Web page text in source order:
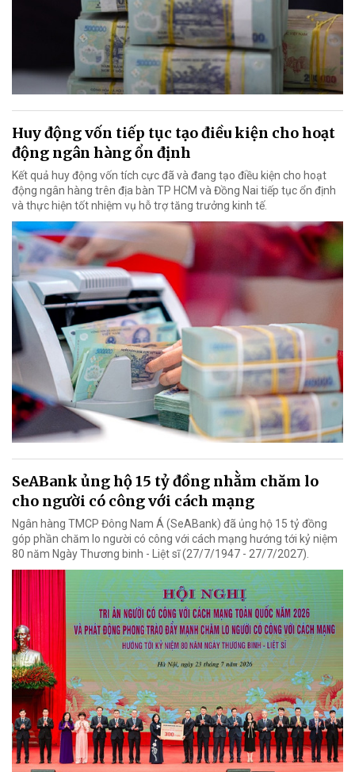
Huy động vốn tiếp tục tạo điều kiện cho hoạt
động ngân hàng ổn định
Kết quả huy động vốn tích cực đã và đang tạo điều kiện cho hoạt
động ngân hàng trên địa bàn TP HCM và Đồng Nai tiếp tục ổn định
và thực hiện tốt nhiệm vụ hỗ trợ tăng trưởng kinh tế.
SeABank ủng hộ 15 tỷ đồng nhằm chăm lo
cho người có công với cách mạng
Ngân hàng TMCP Đông Nam Á (SeABank) đã ủng hộ 15 tỷ đồng
góp phần chăm lo người có công với cách mạng hướng tới kỷ niệm
80 năm Ngày Thương binh - Liệt sĩ (27/7/1947 - 27/7/2027).